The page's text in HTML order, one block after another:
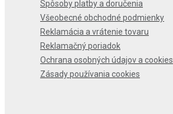
Spôsoby platby a doručenia
Všeobecné obchodné podmienky
Reklamácia a vrátenie tovaru
Reklamačný poriadok
Ochrana osobných údajov a cookies
Zásady používania cookies